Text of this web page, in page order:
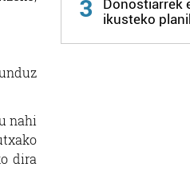
nahi
dira
3
Donostiarrek
ikusteko